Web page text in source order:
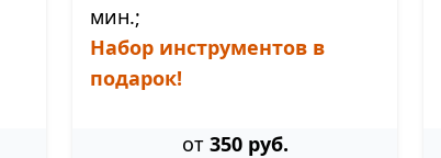
мин.;
Набор инструментов в
подарок!
от 350 руб.